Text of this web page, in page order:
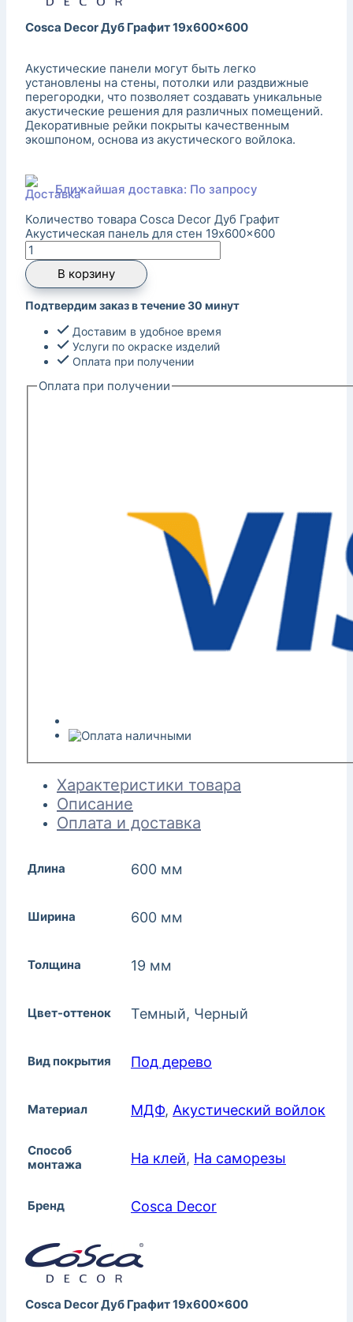
Cosca Decor Дуб Графит 19x600x600
Акустические панели могут быть легко
установлены на стены, потолки или раздвижные
перегородки, что позволяет создавать уникальные
акустические решения для различных помещений.
Декоративные рейки покрыты качественным
экошпоном, основа из акустического войлока.
Ближайшая доставка: По запросу
Количество товара Cosca Decor Дуб Графит
Акустическая панель для стен 19x600x600
В корзину
Подтвердим заказ в течение 30 минут
Доставим в удобное время
Услуги по окраске изделий
Оплата при получении
Оплата при получении
Характеристики товара
Описание
Оплата и доставка
Длина 600 мм
Ширина 600 мм
Толщина 19 мм
Цвет-оттенок Темный, Черный
Вид покрытия Под дерево
Материал МДФ, Акустический войлок
Способ
монтажа
На клей, На саморезы
Бренд Cosca Decor
Cosca Decor Дуб Графит 19x600x600